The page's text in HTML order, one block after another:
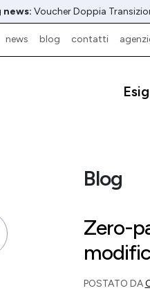
news: Voucher Doppia
news blog contatti
Blog
Zero-
POSTATO DA